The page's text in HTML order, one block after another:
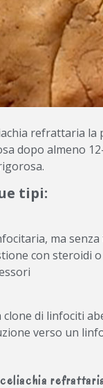
refrattaria la
dopo almeno
tipi:
ma
con steroidi o
clone di linfociti
verso un